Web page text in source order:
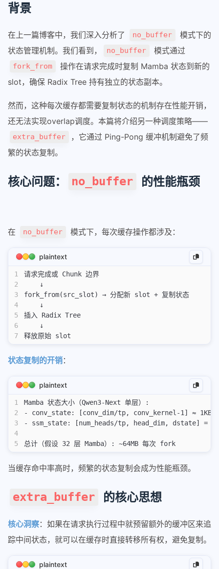
背景
在上一篇博客中，我们深入分析了 no_buffer
模式下的
状态管理机制。我们看到，
no_buffer 模式通过
fork_from
操作在请求完成时复制 Mamba 状态到新的
slot，确保 Radix Tree 持有独立的状态副本。
然而，这种每次缓存都需要复制状态的机制存在性能开销，
还无法实现overlap调度。本篇将介绍另一种调度策略——
extra_buffer
，它通过 Ping-Pong 缓冲机制避免了频
繁的状态复制。
核心问题： no_buffer 的性能瓶颈
在 no_buffer 模式下，每次缓存操作都涉及：
plaintext
1
2
3
4
5
6
7
请求完成或 Chunk 边界
    ↓
fork_from(src_slot) → 分配新 slot + 复制状态
    ↓
插入 Radix Tree
    ↓
释放原始 slot
状态复制的开销：
plaintext
1
2
3
4
5
Mamba 状态大小（Qwen3-Next 单层）:
- conv_state: [conv_dim/tp, conv_kernel-1] ≈ 1KB
- ssm_state: [num_heads/tp, head_dim, dstate] =
总计（假设 32 层 Mamba）: ~64MB 每次 fork
当缓存命中率高时，频繁的状态复制会成为性能瓶颈。
extra_buffer 的核心思想
核心洞察：如果在请求执行过程中就预留额外的缓冲区来追
踪中间状态，就可以在缓存时直接转移所有权，避免复制。
plaintext
git-commit-merge-guide
git-fixup-autosquash-tutorial
linux
linux
nas
fnos
nvim
plugins
kitty
kitty
tmux
tmux
apple
拉格朗日乘数法
os-elephant
操作系统真相还原01
操作系统真相还原02
other
端口扫描
下载docker镜像
jq使用
miniconda换目录
other